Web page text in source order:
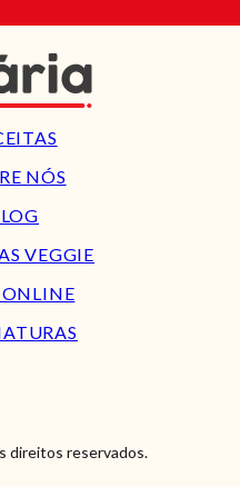
NÓS
VEGGIE
ONLINE
direitos reservados.